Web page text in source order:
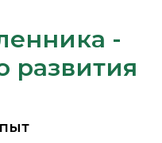
-
развития